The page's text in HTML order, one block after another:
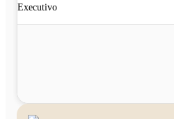
Executivo